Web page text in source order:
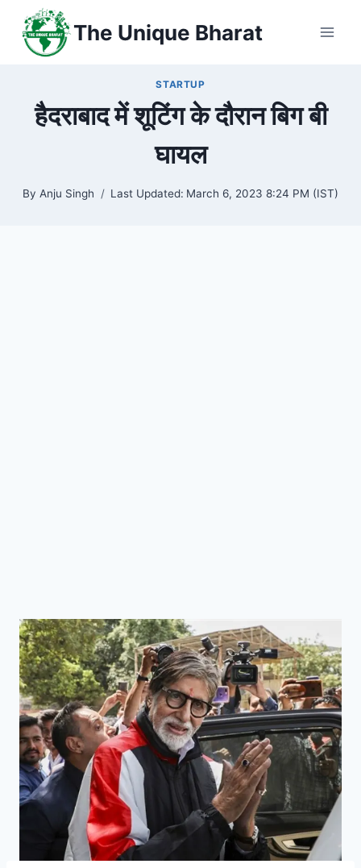
content
The Unique Bharat
STARTUP
हैदराबाद में शूटिंग के दौरान बिग बी
घायल
By Anju Singh Last Updated: March 6, 2023 8:24 PM (IST)